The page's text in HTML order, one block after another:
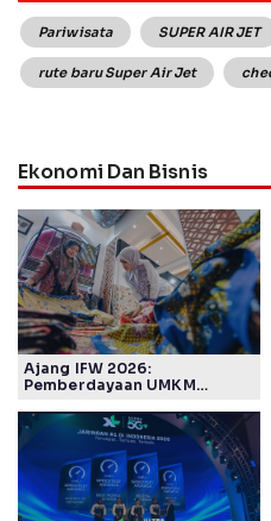
Pariwisata SUPER AIR JET
rute baru Super Air Jet
Ekonomi Dan Bisnis
Ajang IFW 2026:
Pemberdayaan UMKM
Kelompok Disabilitas dan
Keberlanjutan